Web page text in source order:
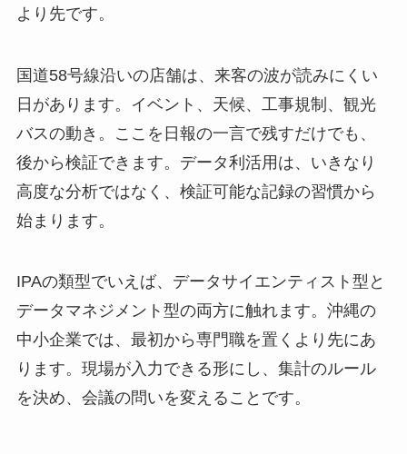
より先です。
国道58号線沿いの店舗は、来客の波が読みにくい
日があります。イベント、天候、工事規制、観光
バスの動き。ここを日報の一言で残すだけでも、
後から検証できます。データ利活用は、いきなり
高度な分析ではなく、検証可能な記録の習慣から
始まります。
IPAの類型でいえば、データサイエンティスト型と
データマネジメント型の両方に触れます。沖縄の
中小企業では、最初から専門職を置くより先にあ
ります。現場が入力できる形にし、集計のルール
を決め、会議の問いを変えることです。